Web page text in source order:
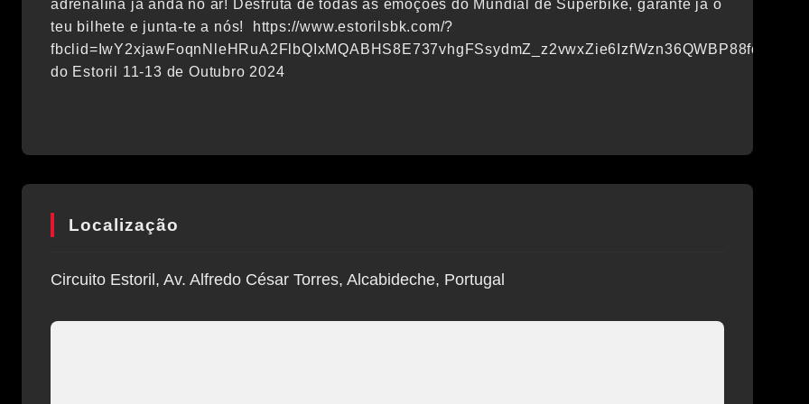
adrenalina já anda no ar! Desfruta de todas as emoções do Mundial de Superbike, garante já o
teu bilhete e junta-te a nós! https://www.estorilsbk.com/?
do Estoril 11-13 de Outubro 2024
Localização
Circuito Estoril, Av. Alfredo César Torres, Alcabideche, Portugal